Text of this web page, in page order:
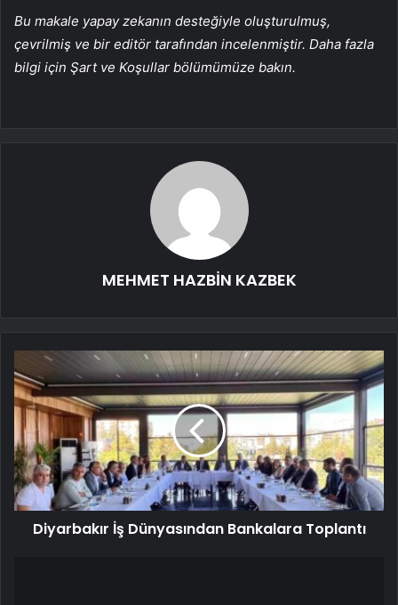
Bu makale yapay zekanın desteğiyle oluşturulmuş,
çevrilmiş ve bir editör tarafından incelenmiştir. Daha fazla
bilgi için Şart ve Koşullar bölümümüze bakın.
MEHMET HAZBİN KAZBEK
Diyarbakır İş Dünyasından Bankalara Toplantı